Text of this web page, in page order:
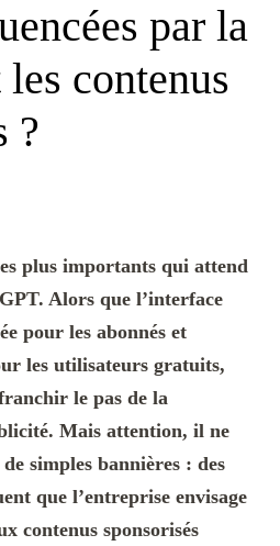
par la
contenus
?
plus importants qui attend
Alors que l’interface
pour les abonnés et
les utilisateurs gratuits,
le pas de la
Mais attention, il ne
simples bannières : des
que l’entreprise envisage
contenus sponsorisés